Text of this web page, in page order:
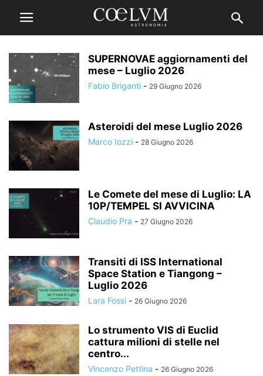
SUPERNOVAE aggiornamenti del
mese – Luglio 2026
Fabio Briganti - 29 Giugno 2026
Asteroidi del mese Luglio 2026
Marco Iozzi - 28 Giugno 2026
Le Comete del mese di Luglio: LA
10P/TEMPEL SI AVVICINA
Claudio Pra - 27 Giugno 2026
Transiti di ISS International
Space Station e Tiangong –
Luglio 2026
Lara Fossi - 26 Giugno 2026
Lo strumento VIS di Euclid
cattura milioni di stelle nel
centro...
Vincenzo Pettina - 26 Giugno 2026